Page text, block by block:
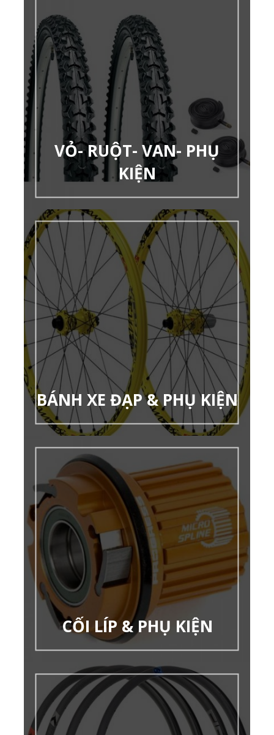
VỎ- RUỘT- VAN- PHỤ
KIỆN
BÁNH XE ĐẠP & PHỤ KIỆN
CỐI LÍP & PHỤ KIỆN